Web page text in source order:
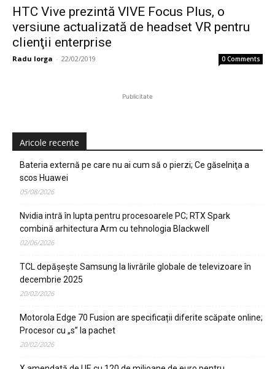
HTC Vive prezintă VIVE Focus Plus, o
versiune actualizată de headset VR pentru
clienţii enterprise
Radu Iorga - 22/02/2019 0 Comments
Publicitate
Aricole recente
Bateria externă pe care nu ai cum să o pierzi; Ce găselniţa a
scos Huawei
05/08/2026
Nvidia intră în lupta pentru procesoarele PC; RTX Spark
combină arhitectura Arm cu tehnologia Blackwell
02/06/2026
TCL depășește Samsung la livrările globale de televizoare în
decembrie 2025
20/02/2026
Motorola Edge 70 Fusion are specificații diferite scăpate online;
Procesor cu „s” la pachet
20/02/2026